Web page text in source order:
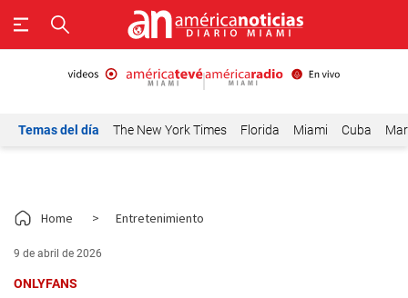
Temas del día The New York Times Florida Miami Cuba
Home > Entretenimiento
9 de abril de 2026
ONLYFANS